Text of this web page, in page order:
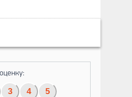
3 4 5